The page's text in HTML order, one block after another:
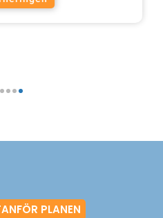
PLANEN